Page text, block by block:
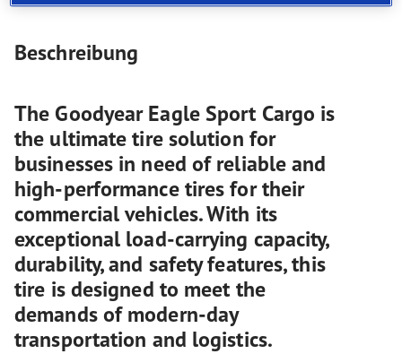
Beschreibung
The Goodyear Eagle Sport Cargo is
the ultimate tire solution for
businesses in need of reliable and
high-performance tires for their
commercial vehicles. With its
exceptional load-carrying capacity,
durability, and safety features, this
tire is designed to meet the
demands of modern-day
transportation and logistics.